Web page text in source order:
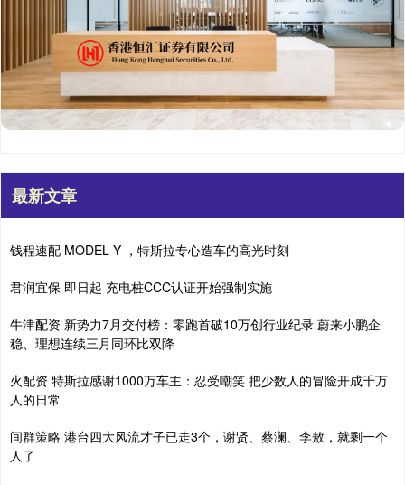
最新文章
钱程速配 MODEL Y ，特斯拉专心造车的高光时刻
君润宜保 即日起 充电桩CCC认证开始强制实施
牛津配资 新势力7月交付榜：零跑首破10万创行业纪录 蔚来小鹏企
稳、理想连续三月同环比双降
火配资 特斯拉感谢1000万车主：忍受嘲笑 把少数人的冒险开成千万
人的日常
间群策略 港台四大风流才子已走3个，谢贤、蔡澜、李敖，就剩一个
人了